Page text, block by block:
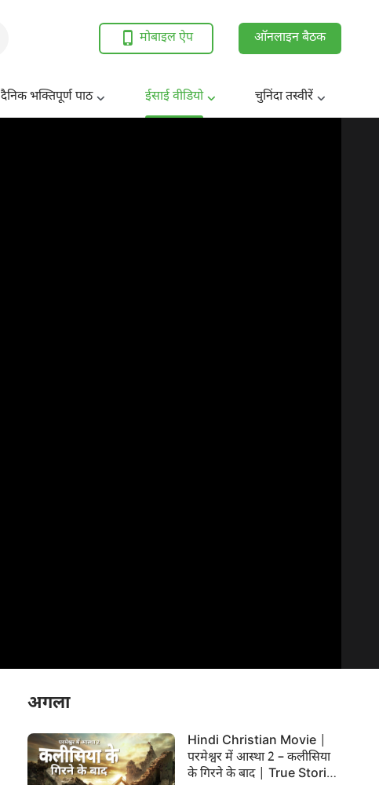
मोबाइल ऐप ऑनलाइन बैठक
दैनिक भक्तिपूर्ण पाठ ईसाई वीडियो चुनिंदा तस्वीरें
अगला
Hindi Christian Movie |
परमेश्वर में आस्था 2 – कलीसिया
के गिरने के बाद | True Stories